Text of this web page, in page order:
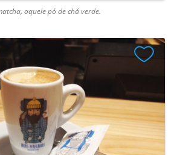
aquele pó de chá verde.